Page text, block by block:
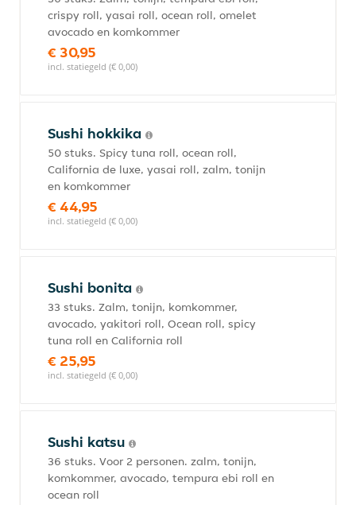
crispy roll, yasai roll, ocean roll, omelet
avocado en komkommer
€ 30,95
incl. statiegeld (€ 0,00)
Sushi hokkika
50 stuks. Spicy tuna roll, ocean roll,
California de luxe, yasai roll, zalm, tonijn
en komkommer
€ 44,95
incl. statiegeld (€ 0,00)
Sushi bonita
33 stuks. Zalm, tonijn, komkommer,
avocado, yakitori roll, Ocean roll, spicy
tuna roll en California roll
€ 25,95
incl. statiegeld (€ 0,00)
Sushi katsu
36 stuks. Voor 2 personen. zalm, tonijn,
komkommer, avocado, tempura ebi roll en
ocean roll